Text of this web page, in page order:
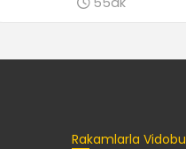
Rakamlarla Vidobu